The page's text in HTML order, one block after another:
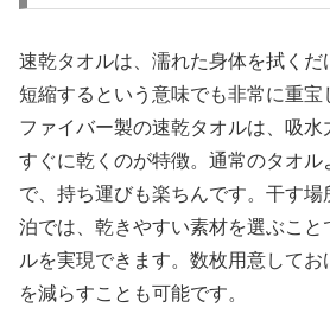
速乾タオルは、濡れた身体を拭くだ
短縮するという意味でも非常に重宝
ファイバー製の速乾タオルは、吸水
すぐに乾くのが特徴。通常のタオ
で、持ち運びも楽ちんです。干す場
泊では、乾きやすい素材を選ぶこと
ルを実現できます。数枚用意して
を減らすことも可能です。